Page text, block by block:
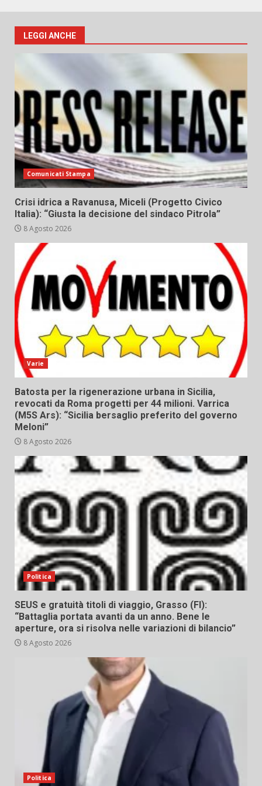
LEGGI ANCHE
Comunicati Stampa
Crisi idrica a Ravanusa, Miceli (Progetto Civico
Italia): “Giusta la decisione del sindaco Pitrola”
8 Agosto 2026
Varie
Batosta per la rigenerazione urbana in Sicilia,
revocati da Roma progetti per 44 milioni. Varrica
(M5S Ars): “Sicilia bersaglio preferito del governo
Meloni”
8 Agosto 2026
Politica
SEUS e gratuità titoli di viaggio, Grasso (FI):
“Battaglia portata avanti da un anno. Bene le
aperture, ora si risolva nelle variazioni di bilancio”
8 Agosto 2026
Politica